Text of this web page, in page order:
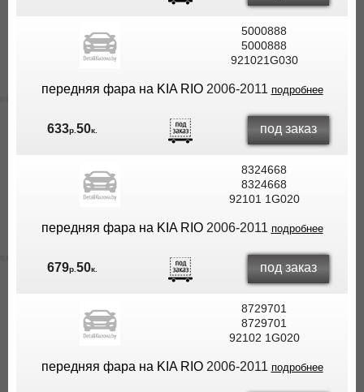
5000888
5000888
921021G030
передняя фара на KIA RIO2006-2011 подробнее
633р. 50к. под заказ
8324668
8324668
92101 1G020
передняя фара на KIA RIO2006-2011 подробнее
679р. 50к. под заказ
8729701
8729701
92102 1G020
передняя фара на KIA RIO2006-2011 подробнее